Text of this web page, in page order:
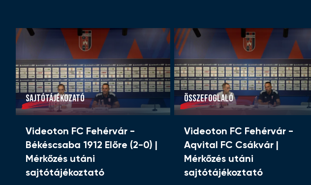
SAJTÓTÁJÉKOZATÓ
Videoton FC Fehérvár -
Békéscsaba 1912 Előre (2-0) |
Mérkőzés utáni
sajtótájékoztató
ÖSSZEFOGLALÓ
Videoton FC Fehérvár -
Aqvital FC Csákvár |
Mérkőzés utáni
sajtótájékoztató